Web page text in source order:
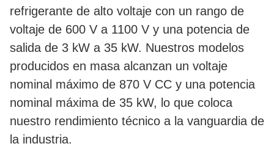
refrigerante de alto voltaje con un rango de
voltaje de 600 V a 1100 V y una potencia de
salida de 3 kW a 35 kW. Nuestros modelos
producidos en masa alcanzan un voltaje
nominal máximo de 870 V CC y una potencia
nominal máxima de 35 kW, lo que coloca
nuestro rendimiento técnico a la vanguardia de
la industria.